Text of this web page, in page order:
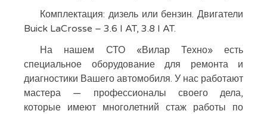
Комплектация: дизель или бензин. Двигатели
Buick LaCrosse – 3.6 I AT, 3.8 I AT.
На нашем СТО «Вилар Техно» есть
специальное оборудование для ремонта и
диагностики Вашего автомобиля. У нас работают
мастера — профессионалы своего дела,
которые имеют многолетний стаж работы по